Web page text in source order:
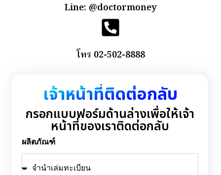
Line: @doctormoney
โทร 02-502-8888
เจ้าหน้าที่ติดต่อกลับ
กรอกแบบฟอร์มด้านล่างเพื่อให้เจ้า
หน้าที่ของเราติดต่อกลับ
ผลิตภัณฑ์